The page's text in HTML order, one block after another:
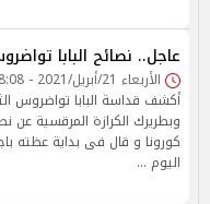
عاجل.. نصائح البابا
الأربعاء 21/أبريل/2021 - 08:08 م
أكشف قداسة البابا تواضروس
وبطريرك الكرازة المرقسية عن
كورونا و قال فى بداية عظته
اليوم …